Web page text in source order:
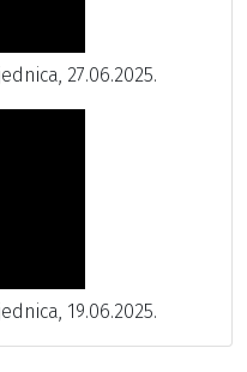
27.06.2025.
19.06.2025.